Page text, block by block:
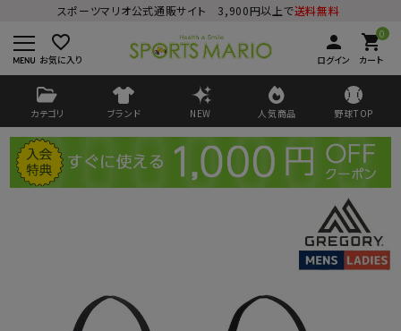
スポーツマリオ公式通販サイト 3,900円以上で送料無料
favorite_border
お気に入り
person
ログイン
0
shopping_cart
カート
カテゴリ ブランド NEW 人気商品 野球TOP